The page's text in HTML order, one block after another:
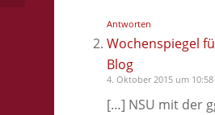
Antworten
Wochenspiegel
Blog
4. Oktober 2015 um
[…] NSU mit der